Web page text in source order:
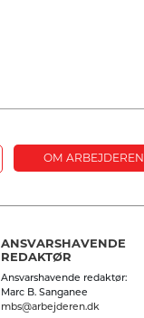
OM ARBEJDEREN
ANSVARSHAVENDE
REDAKTØR
Ansvarshavende redaktør:
Marc B. Sanganee
mbs@arbejderen.dk